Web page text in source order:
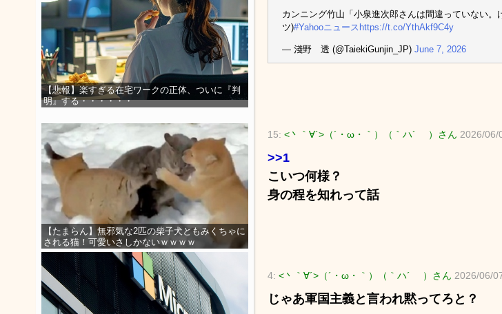
【悲報】楽すぎる在宅ワークの正体、ついに『判
明』する・・・・・・
【たまらん】無邪気な2匹の柴子犬ともみくちゃに
される猫！可愛いさしかないｗｗｗｗ
カンニング竹山「小泉進次郎さんは間違っていない
ツ)#Yahooニュース https://t.co/YthAkf9C4y
— 淺野 透 (@TaiekiGunjin_JP) June 7, 2026
15: <丶｀∀´>（´・ω・｀）（｀ハ´ ）さん 2026/06/
>>1
こいつ何様？
身の程を知れって話
4: <丶｀∀´>（´・ω・｀）（｀ハ´ ）さん 2026/06/
じゃあ軍国主義と言われ黙ってろと？